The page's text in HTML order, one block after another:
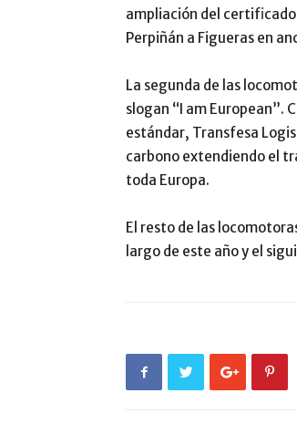
ampliación del
Perpiñán a Figueras en
La segunda de las
slogan “I am European”.
estándar, Transfesa
carbono extendiendo el
toda Europa.
El resto de las
largo de este año y el